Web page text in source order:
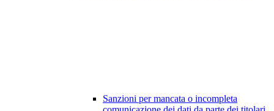
Sanzioni per mancata o incompleta